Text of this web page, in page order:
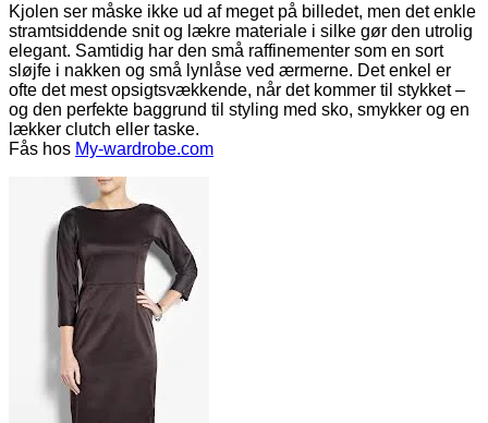
Kjolen ser måske ikke ud af meget på billedet, men det enkle
stramtsiddende snit og lækre materiale i silke gør den utrolig
elegant. Samtidig har den små raffinementer som en sort
sløjfe i nakken og små lynlåse ved ærmerne. Det enkel er
ofte det mest opsigtsvækkende, når det kommer til stykket –
og den perfekte baggrund til styling med sko, smykker og en
lækker clutch eller taske.
Fås hos My-wardrobe.com